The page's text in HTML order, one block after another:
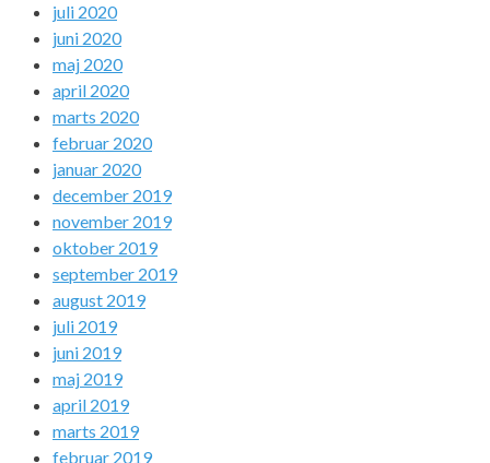
juli 2020
juni 2020
maj 2020
april 2020
marts 2020
februar 2020
januar 2020
december 2019
november 2019
oktober 2019
september 2019
august 2019
juli 2019
juni 2019
maj 2019
april 2019
marts 2019
februar 2019